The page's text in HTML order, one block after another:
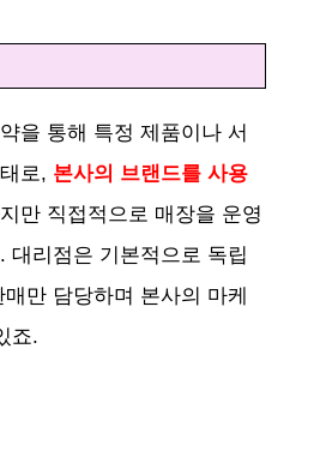
을 통해 특정 제품이나 서
로, 본사의 브랜드를 사용
만 직접적으로 매장을 운영
대리점은 기본적으로 독립
만 담당하며 본사의 마케
죠.